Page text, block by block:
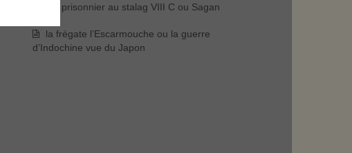
vie de prisonnier au stalag VIII C ou Sagan
la frégate l’Escarmouche ou la guerre
d’Indochine vue du Japon